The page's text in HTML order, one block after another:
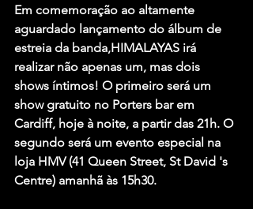
Em comemoração ao altamente
aguardado lançamento do álbum de
estreia da banda,HIMALAYAS irá
realizar não apenas um, mas dois
shows íntimos! O primeiro será um
show gratuito no Porters bar em
Cardiff, hoje à noite, a partir das 21h. O
segundo será um evento especial na
loja HMV (41 Queen Street, St David 's
Centre) amanhã às 15h30.